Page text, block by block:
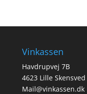
Vinkassen
Havdrupvej 7B
4623 Lille Skensved
Mail@vinkassen.dk